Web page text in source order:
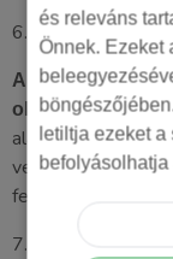
és releváns
Önnek. Ezeket
letiltja ezeket a
6.
A jobb minőségi
olcsóbban is
alacsonyabb
vezethetnek. Ha
fejlesztésére.
7.